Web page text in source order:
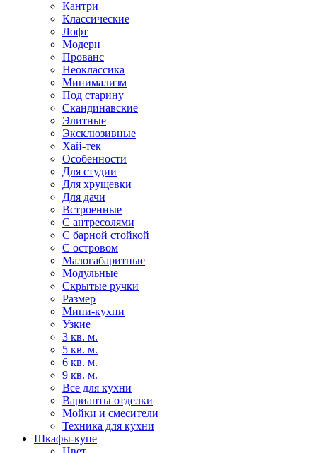
Кантри
Классические
Лофт
Модерн
Прованс
Неоклассика
Минимализм
Под старину
Скандинавские
Элитные
Эксклюзивные
Хай-тек
Особенности
Для студии
Для хрущевки
Для дачи
Встроенные
С антресолями
С барной стойкой
С островом
Малогабаритные
Модульные
Скрытые ручки
Размер
Мини-кухни
Узкие
3 кв. м.
5 кв. м.
6 кв. м.
9 кв. м.
Все для кухни
Варианты отделки
Мойки и смесители
Техника для кухни
Шкафы-купе